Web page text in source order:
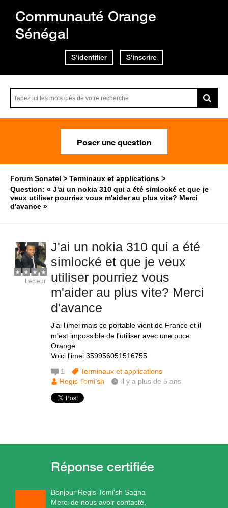
Communauté Orange
Sénégal
S'identifier S'inscrire
Poser une question
Forum Sonatel
Terminaux et applications
Question: « J'ai un nokia 310 qui a été simlocké et que je
veux utiliser pourriez vous m'aider au plus vite? Merci
d'avance »
J'ai un nokia 310 qui a été
simlocké et que je veux
utiliser pourriez vous
m'aider au plus vite? Merci
d'avance
J'ai l'imei mais ce portable vient de France et il
m'est impossible de l'utiliser avec une puce
Orange
Voici l'imei 359956051516755
Lecteur
1
Terminaux et applications
Regis Tomi'sh
il y a plus de 5 ans
Bonjour Regis Tomi'sh Sagna
Merci de nous avoir contacté,